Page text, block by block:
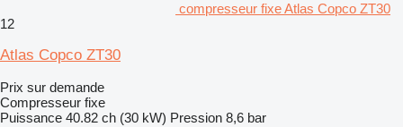
compresseur fixe Atlas Copco ZT30
12
Atlas Copco ZT30
Prix sur demande
Compresseur fixe
Puissance 40.82 ch (30 kW) Pression 8,6 bar